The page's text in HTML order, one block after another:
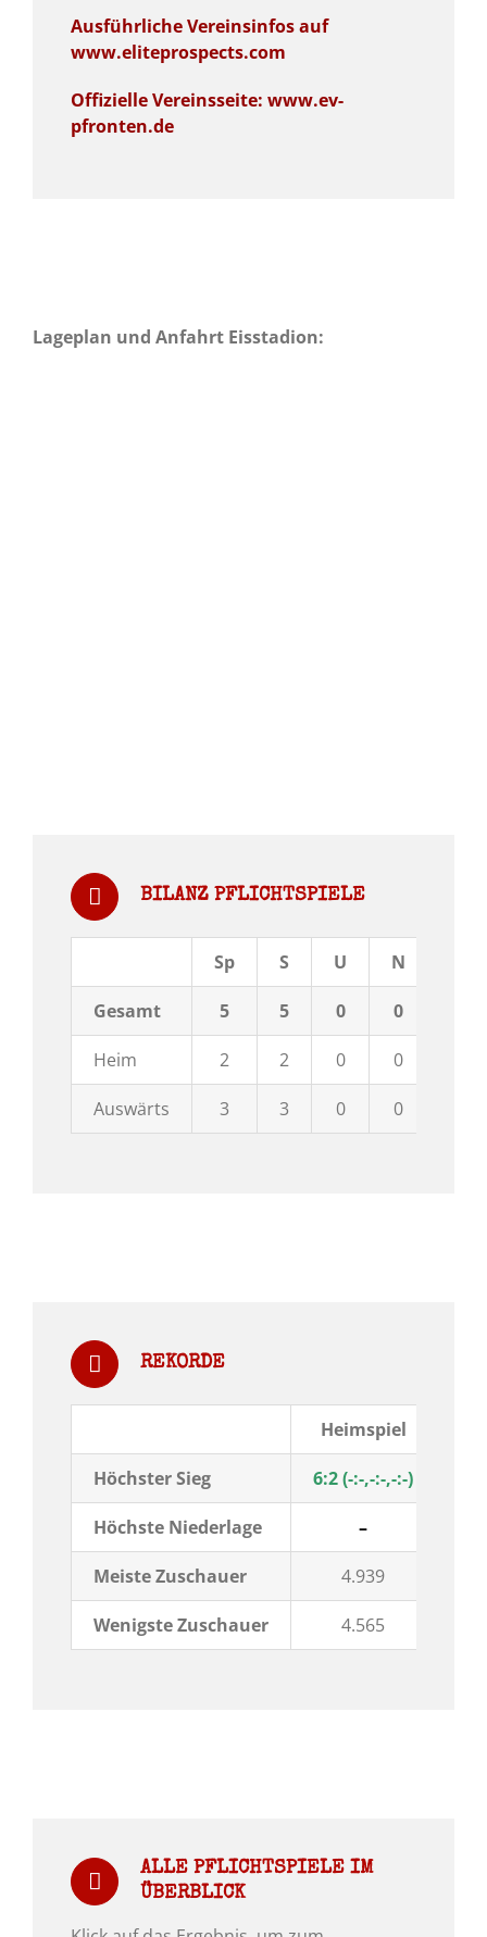
Ausführliche Vereinsinfos auf
www.eliteprospects.com
Offizielle Vereinsseite: www.ev-
pfronten.de
Lageplan und Anfahrt Eisstadion:
BILANZ PFLICHTSPIELE
Sp S U N
Gesamt 5 5 0 0
Heim 2 2 0 0
Auswärts 3 3 0 0
REKORDE
Heimspiel
Höchster Sieg 6:2 (-:-,-:-,-:-)
Höchste Niederlage –
Meiste Zuschauer 4.939
Wenigste Zuschauer 4.565
ALLE PFLICHTSPIELE IM
ÜBERBLICK